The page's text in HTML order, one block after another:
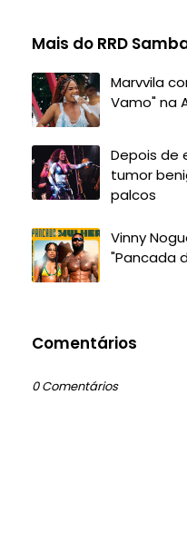
Mais do RRD
Marvvila
Vamo" na
Depois de
tumor
palcos
Vinny
"Pancada
Comentários
0 Comentários